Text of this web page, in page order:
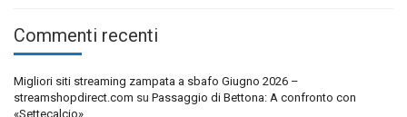
Commenti recenti
Migliori siti streaming zampata a sbafo Giugno 2026 –
streamshopdirect.com su Passaggio di Bettona: A confronto con
«Settecalcio»